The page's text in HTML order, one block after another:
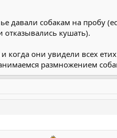
давали собакам на пробу
кушать).
когда они увидели всех
размножением